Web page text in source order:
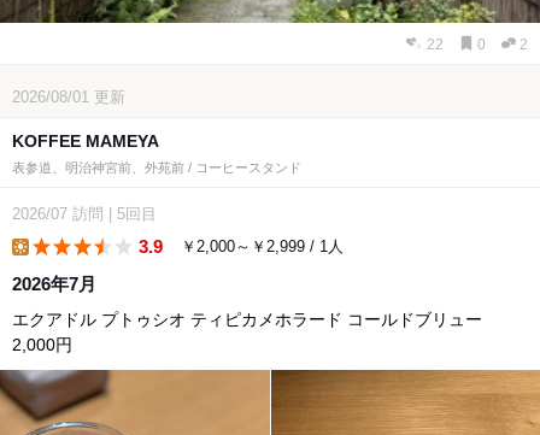
22 0 2
2026/08/01 更新
KOFFEE MAMEYA
表参道、明治神宮前、外苑前 / コーヒースタンド
2026/07 訪問 5回目
3.9 ￥2,000～￥2,999 / 1人
2026年7月
エクアドル プトゥシオ ティピカメホラード コールドブリュー
2,000円